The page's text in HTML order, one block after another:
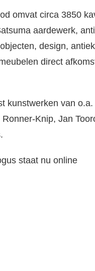
omvat circa 3850
aardewerk,
design,
direct
kunstwerken van
Ronner-Knip, Jan
staat nu online